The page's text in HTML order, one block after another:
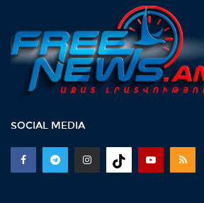
SOCIAL MEDIA